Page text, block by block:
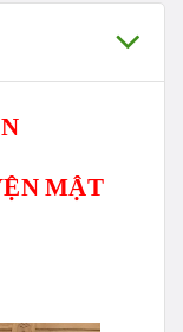
MẬT